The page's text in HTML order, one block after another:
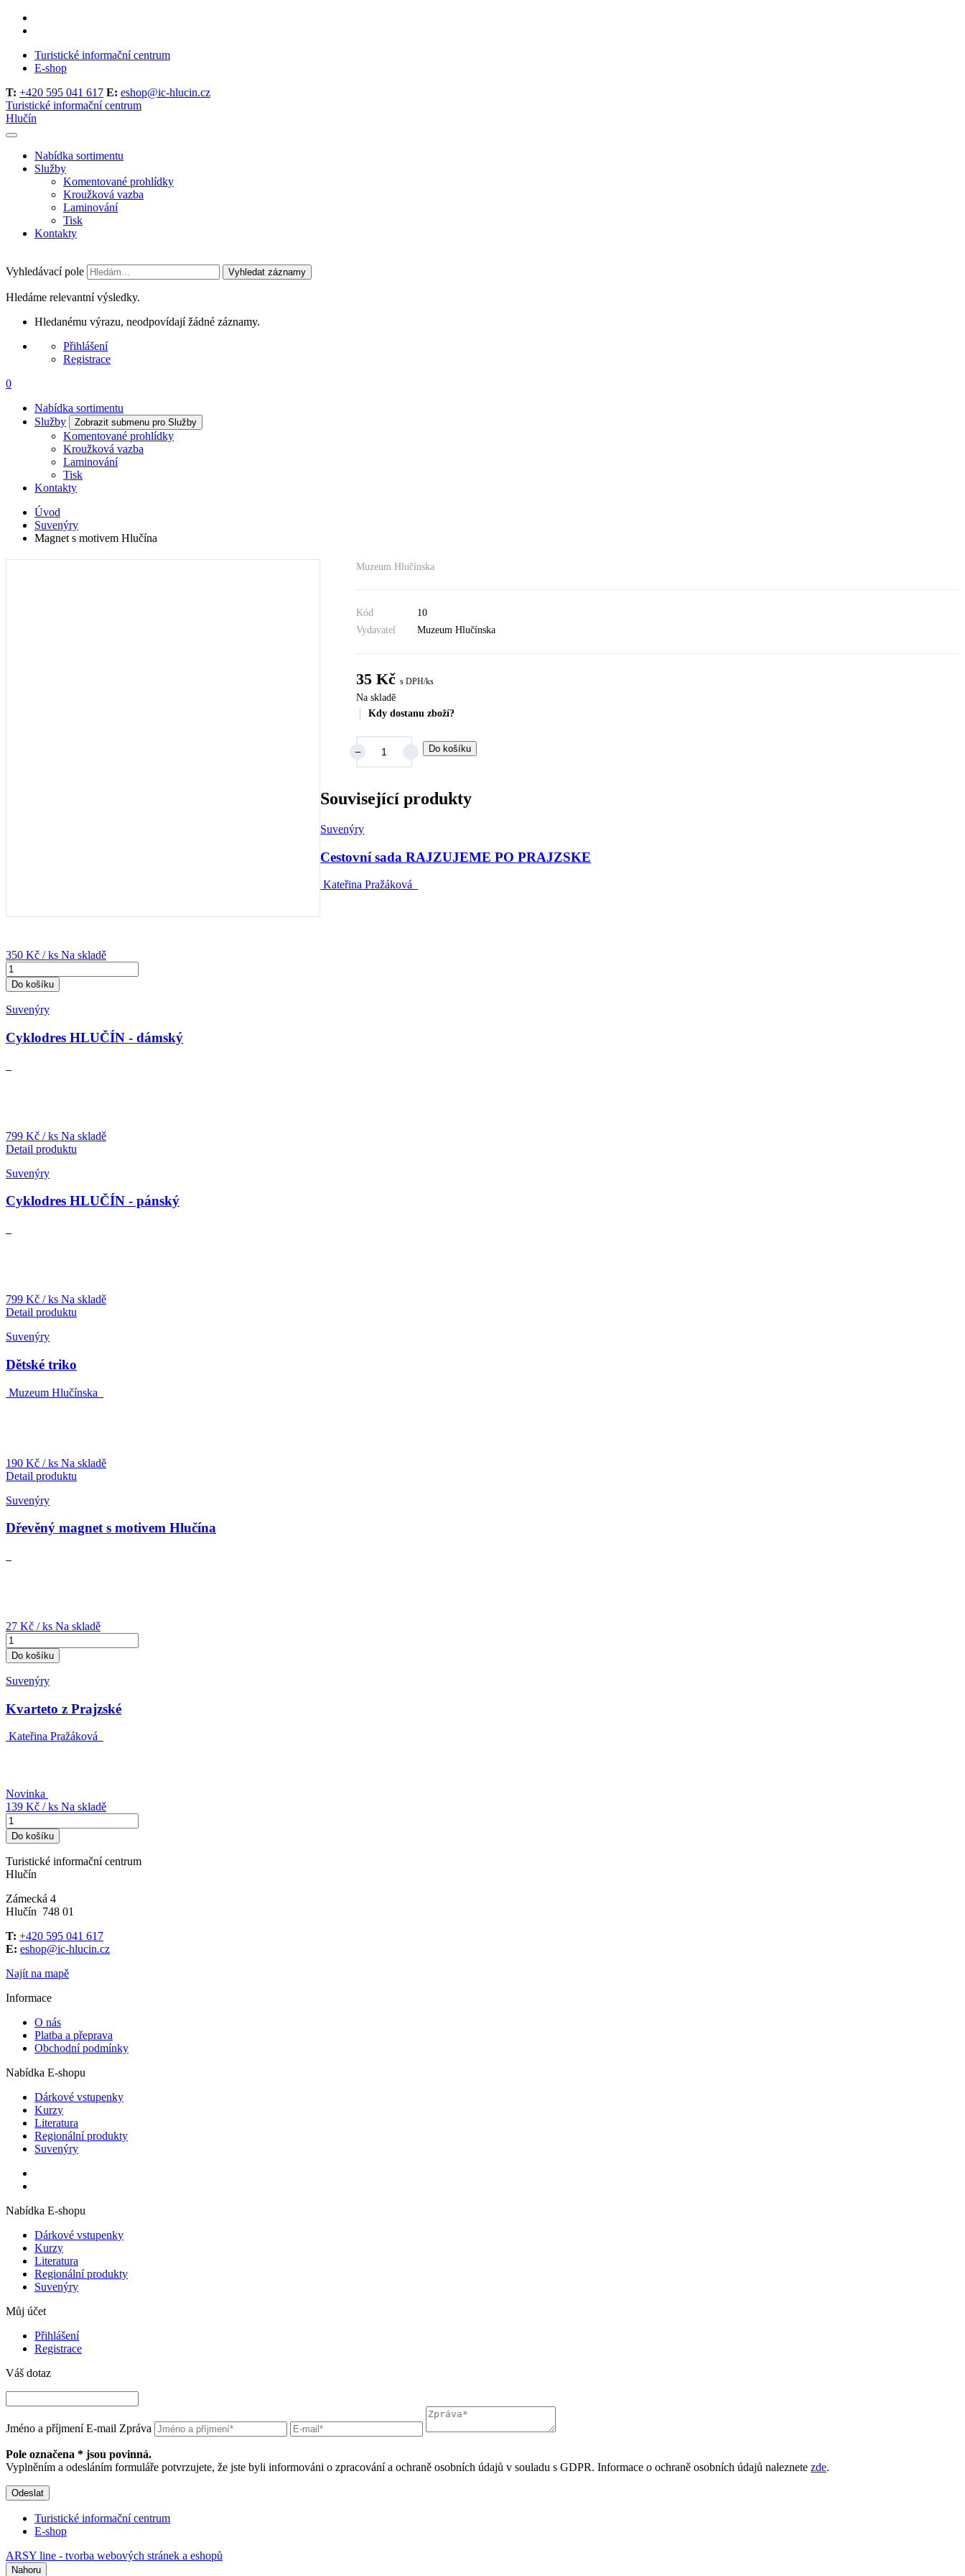
Turistické informační centrum
E-shop
T: +420 595 041 617 E: eshop@ic-hlucin.cz
Turistické informační centrum
Hlučín
Nabídka sortimentu
Služby
Komentované prohlídky
Kroužková vazba
Laminování
Tisk
Kontakty
Vyhledávací pole Vyhledat záznamy
Hledáme relevantní výsledky.
Hledanému výrazu, neodpovídají žádné záznamy.
Přihlášení
Registrace
0
Nabídka sortimentu
Služby
Zobrazit submenu pro Služby
Komentované prohlídky
Kroužková vazba
Laminování
Tisk
Kontakty
Úvod
Suvenýry
Magnet s motivem Hlučína
Muzeum Hlučínska
Kód
10
Vydavatel
Muzeum Hlučínska
35 Kčs DPH/ks
Na skladě
Kdy dostanu zboží?
Do košíku
Související produkty
Suvenýry
Cestovní sada RAJZUJEME PO PRAJZSKE
Kateřina Pražáková
350 Kč / ks Na skladě
Do košíku
Suvenýry
Cyklodres HLUČÍN - dámský
799 Kč / ks Na skladě
Detail produktu
Suvenýry
Cyklodres HLUČÍN - pánský
799 Kč / ks Na skladě
Detail produktu
Suvenýry
Dětské triko
Muzeum Hlučínska
190 Kč / ks Na skladě
Detail produktu
Suvenýry
Dřevěný magnet s motivem Hlučína
27 Kč / ks Na skladě
Do košíku
Suvenýry
Kvarteto z Prajzské
Kateřina Pražáková
Novinka
139 Kč / ks Na skladě
Do košíku
Turistické informační centrum
Hlučín
Zámecká 4
Hlučín 748 01
T: +420 595 041 617
E: eshop@ic-hlucin.cz
Najít na mapě
Informace
O nás
Platba a přeprava
Obchodní podmínky
Nabídka E-shopu
Dárkové vstupenky
Kurzy
Literatura
Regionální produkty
Suvenýry
Nabídka E-shopu
Dárkové vstupenky
Kurzy
Literatura
Regionální produkty
Suvenýry
Můj účet
Přihlášení
Registrace
Váš dotaz
Jméno a příjmení E-mail Zpráva
Pole označena * jsou povinná.
Vyplněním a odesláním formuláře potvrzujete, že jste byli informováni o zpracování a ochraně osobních údajů v souladu s GDPR. Informace o ochraně osobních údajů naleznete zde.
Odeslat
Turistické informační centrum
E-shop
ARSY line - tvorba webových stránek a eshopů
Nahoru